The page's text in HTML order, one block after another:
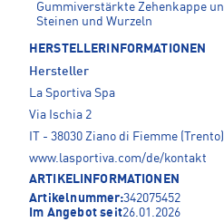
Gummiverstärkte Zehenkappe
Steinen und Wurzeln
HERSTELLERINFORMATIONEN
Hersteller
La Sportiva Spa
Via Ischia 2
IT - 38030 Ziano di Fiemme (Trento)
www.lasportiva.com/de/kontakt
ARTIKELINFORMATIONEN
Artikelnummer:342075452
Im Angebot seit26.01.2026